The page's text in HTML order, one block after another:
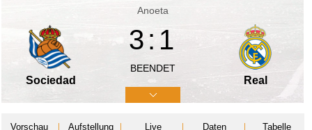
Anoeta
Sociedad
3:1
BEENDET
Real
Vorschau Aufstellung Live Daten Tabelle